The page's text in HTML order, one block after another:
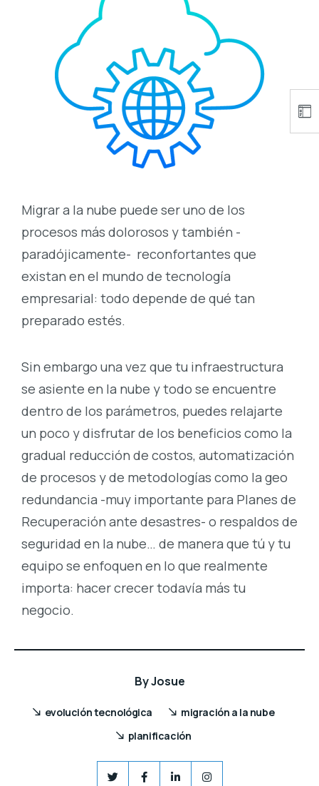
Migrar a la nube puede ser uno de los
procesos más dolorosos y también -
paradójicamente- reconfortantes que
existan en el mundo de tecnología
empresarial: todo depende de qué tan
preparado estés.
Sin embargo una vez que tu infraestructura
se asiente en la nube y todo se encuentre
dentro de los parámetros, puedes relajarte
un poco y disfrutar de los beneficios como la
gradual reducción de costos, automatización
de procesos y de metodologías como la geo
redundancia -muy importante para Planes de
Recuperación ante desastres- o respaldos de
seguridad en la nube… de manera que tú y tu
equipo se enfoquen en lo que realmente
importa: hacer crecer todavía más tu
negocio.
ByJosue
evolución tecnológica
migración a la nube
planificación